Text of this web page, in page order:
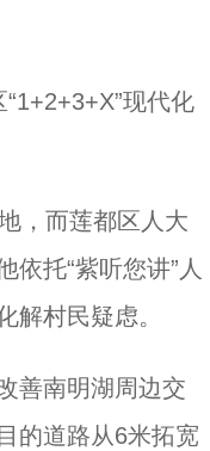
现代化
，而莲都区人大
托“紫听您讲”人
解村民疑虑。
善南明湖周边交
的道路从6米拓宽